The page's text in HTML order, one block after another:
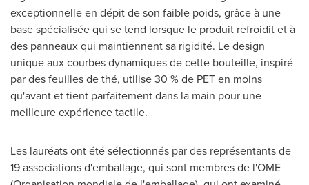
exceptionnelle en dépit de son faible poids, grâce à une
base spécialisée qui se tend lorsque le produit refroidit et à
des panneaux qui maintiennent sa rigidité. Le design
unique aux courbes dynamiques de cette bouteille, inspiré
par des feuilles de thé, utilise 30 % de PET en moins
qu'avant et tient parfaitement dans la main pour une
meilleure expérience tactile.
Les lauréats ont été sélectionnés par des représentants de
19 associations d'emballage, qui sont membres de l'OME